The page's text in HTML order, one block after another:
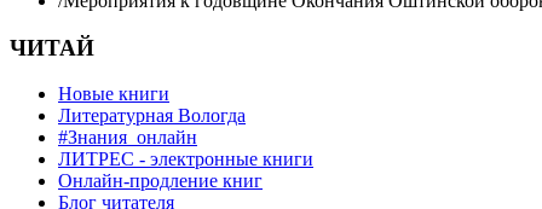
ЧИТАЙ
Новые книги
Литературная Вологда
#Знания_онлайн
ЛИТРЕС - электронные книги
Онлайн-продление книг
Блог читателя